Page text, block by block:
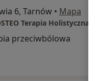
6, Tarnów • Mapa
Terapia Holistyczna
przeciwbólowa